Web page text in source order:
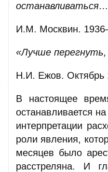
И.М. Москвин.
«Лучше
Н.И. Ежов. Октябрь
В настоящее
останавливается
интерпретации
роли явления,
месяцев было
расстреляна. И